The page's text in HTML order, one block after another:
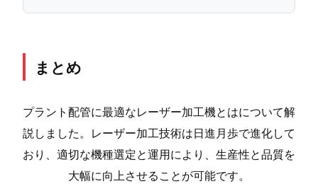
まとめ
プラント配管に最適なレーザー加工機とはについて解
説しました。レーザー加工技術は日進月歩で進化して
おり、適切な機種選定と運用により、生産性と品質を
大幅に向上させることが可能です。